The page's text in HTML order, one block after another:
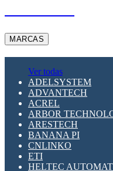
MARCAS
Ver todas
ADELSYSTEM
ADVANTECH
ACREL
ARBOR
ARESTECH
BANANA PI
CNLINKO
ETI
HELTEC